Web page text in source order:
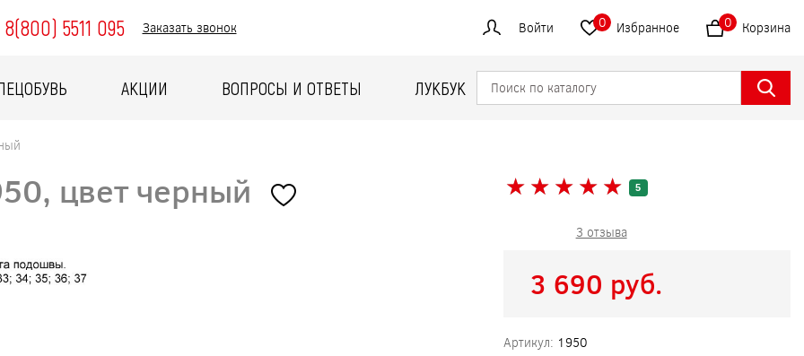
8(800) 5511 095 Заказать звонок Войти Избранное
0 Корзина
0
АКЦИИ ВОПРОСЫ И ОТВЕТЫ ЛУКБУК
цвет черный ★ ★ ★ ★ ★
★ ★ ★ ★ ★ 5
3 отзыва
3 690 pуб.
Артикул: 1950